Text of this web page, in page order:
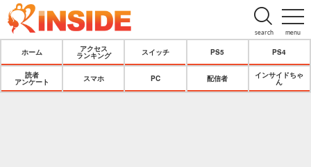
menu
search
ホーム
アクセス
ランキング
スイッチ PS5 PS4
読者
アンケート
スマホ PC 配信者
インサイドちゃ
ん